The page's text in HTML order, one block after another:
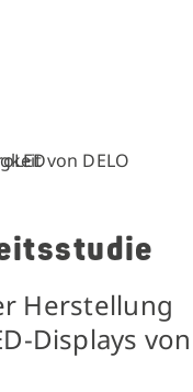
Herstellung
Displays von